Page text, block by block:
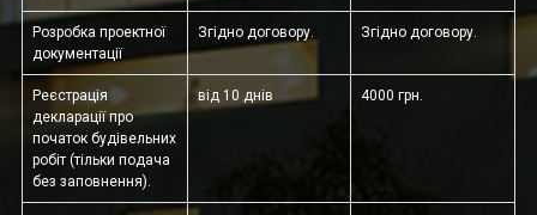
Розробка проектної
документації
Згідно договору. Згідно договору.
Реєстрація
декларації про
початок будівельних
робіт (тільки подача
без заповнення).
від 10 днів 4000 грн.